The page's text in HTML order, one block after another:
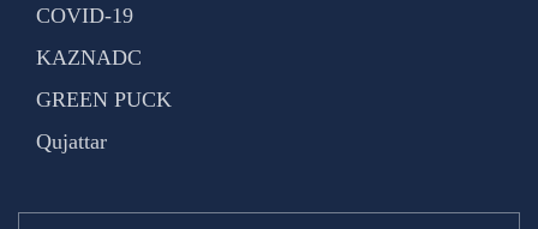
COVID-19
KAZNADC
GREEN PUCK
Qujattar